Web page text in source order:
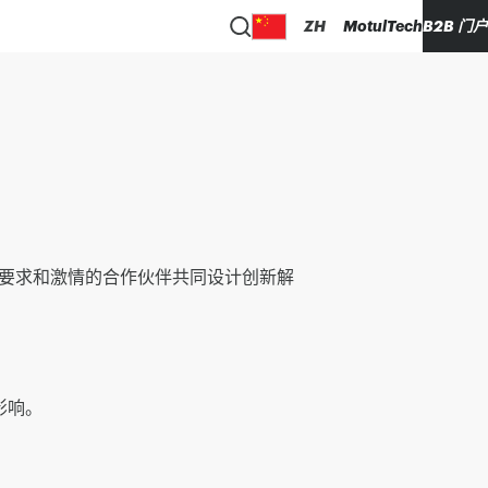
ZH MotulTechB2B 门户
求和激情的合作伙伴共同设计创新解
。